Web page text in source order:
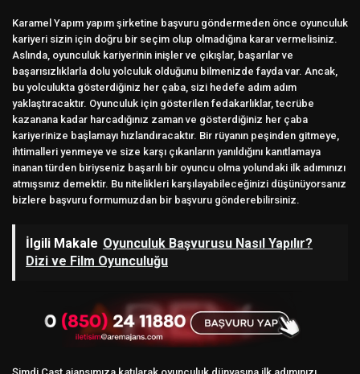
Karamel Yapım yapım şirketine başvuru göndermeden önce oyunculuk
kariyeri sizin için doğru bir seçim olup olmadığına karar vermelisiniz.
Aslında, oyunculuk kariyerinin inişler ve çıkışlar, başarılar ve
başarısızlıklarla dolu yolculuk olduğunu bilmenizde fayda var. Ancak,
bu yolculukta gösterdiğiniz her çaba, sizi hedefe adım adım
yaklaştıracaktır. Oyunculuk için gösterilen fedakarlıklar, tecrübe
kazanana kadar harcadığınız zaman ve gösterdiğiniz her çaba
kariyerinize başlamayı hızlandıracaktır. Bir rüyanın peşinden gitmeye,
ihtimalleri yenmeye ve size karşı çıkanların yanıldığını kanıtlamaya
inanan türden biriyseniz başarılı bir oyuncu olma yolundaki ilk adımınızı
atmışsınız demektir. Bu nitelikleri karşılayabileceğinizi düşünüyorsanız
bizlere başvuru formumuzdan bir başvuru gönderebilirsiniz.
İlgili Makale Oyunculuk Başvurusu Nasıl Yapılır?
Dizi ve Film Oyunculuğu